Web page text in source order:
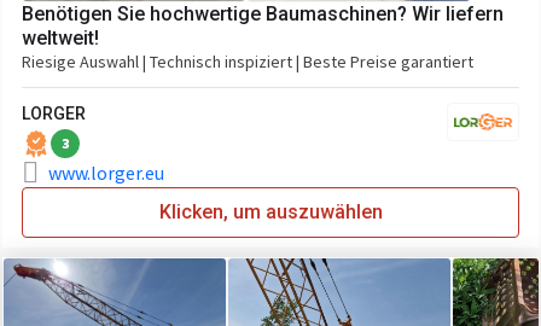
Benötigen Sie hochwertige Baumaschinen? Wir liefern
weltweit!
Riesige Auswahl | Technisch inspiziert | Beste Preise garantiert
LORGER
3
www.lorger.eu
Klicken, um auszuwählen